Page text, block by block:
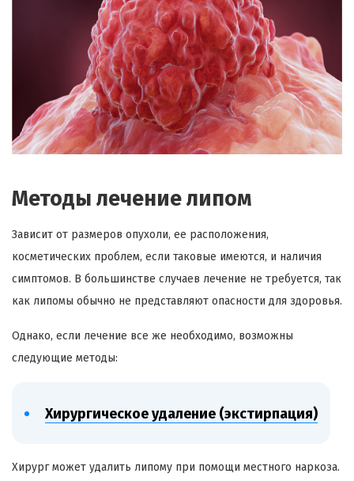
Методы лечение липом
Зависит от размеров опухоли, ее расположения,
косметических проблем, если таковые имеются, и наличия
симптомов. В большинстве случаев лечение не требуется, так
как липомы обычно не представляют опасности для здоровья.
Однако, если лечение все же необходимо, возможны
следующие методы:
Хирургическое удаление (экстирпация)
Хирург может удалить липому при помощи местного наркоза.